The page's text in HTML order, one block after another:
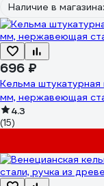
Наличие в
696 ₽
Кельма штукатурная
мм, нержавеющая
4.3
(15)